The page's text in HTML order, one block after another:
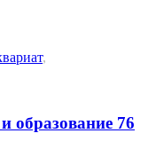
,
образование 76